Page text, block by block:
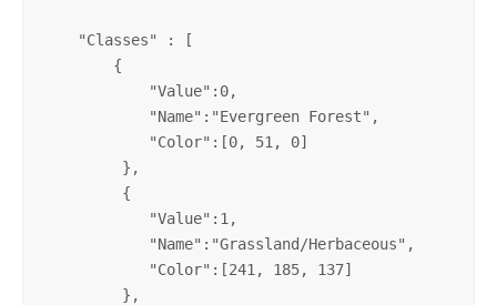
    "Classes" : [
        {
            "Value":0,
            "Name":"Evergreen Forest",
            "Color":[0, 51, 0]
         },
         {
            "Value":1,
            "Name":"Grassland/Herbaceous",
            "Color":[241, 185, 137]
         },